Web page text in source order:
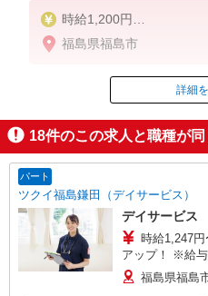
時給1,200円
★週払いOK（規定あり）
福島県福島市
掲載期
詳細
18件のこの求人と職種が同
パート
ツクイ福島鎌田（デイサービス）
デイサービス
時給1,247円〜2,029円 ★
アップ！ ※給
福島県福島